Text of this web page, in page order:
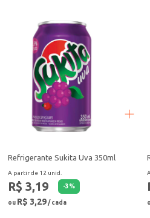
Refrigerante Sukita Uva 350ml
A partir de 12 unid.
R$ 3,19 -3%
ou R$ 3,29/ cada